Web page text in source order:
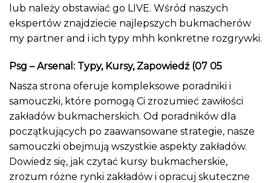
lub należy obstawiać go LIVE. Wśród naszych
ekspertów znajdziecie najlepszych bukmacherów
my partner and i ich typy mhh konkretne rozgrywki.
Psg – Arsenal: Typy, Kursy, Zapowiedź (07 05
Nasza strona oferuje kompleksowe poradniki i
samouczki, które pomogą Ci zrozumieć zawiłości
zakładów bukmacherskich. Od poradników dla
początkujących po zaawansowane strategie, nasze
samouczki obejmują wszystkie aspekty zakładów.
Dowiedz się, jak czytać kursy bukmacherskie,
zrozum różne rynki zakładów i opracuj skuteczne